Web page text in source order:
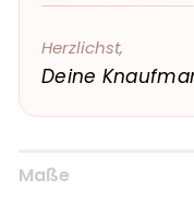
Herzlichst,
Deine
Maße